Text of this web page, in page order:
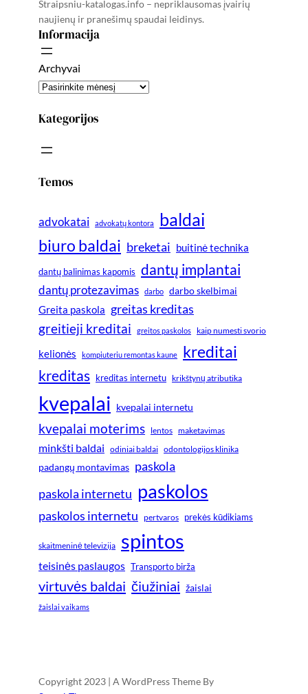
Straipsniu-katalogas.info – nepriklausomas įvairių
naujienų ir pranešimų spaudai leidinys.
Informacija
Archyvai
Kategorijos
Temos
advokatai advokatų kontora baldai
biuro baldai breketai buitinė technika
dantų balinimas kapomis dantų implantai
dantų protezavimas darbo darbo skelbimai
Greita paskola greitas kreditas
greitieji kreditai greitos paskolos kaip numesti svorio
kelionės kompiuteriu remontas kaune kreditai
kreditas kreditas internetu krikštynų atributika
kvepalai kvepalai internetu
kvepalai moterims lentos maketavimas
minkšti baldai odiniai baldai odontologijos klinika
padangų montavimas paskola
paskola internetu paskolos
paskolos internetu pertvaros prekės kūdikiams
skaitmeninė televizija spintos
teisinės paslaugos Transporto birža
virtuvės baldai čiužiniai žaislai
žaislai vaikams
Copyright 2023 | A WordPress Theme By